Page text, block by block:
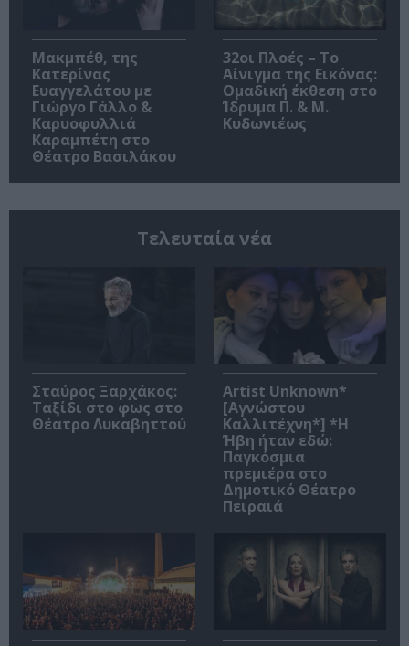
Μακμπέθ, της
Κατερίνας
Ευαγγελάτου με
Γιώργο Γάλλο &
Καρυοφυλλιά
Καραμπέτη στο
Θέατρο Βασιλάκου
32οι Πλοές – Το
Αίνιγμα της Εικόνας:
Ομαδική έκθεση στο
Ίδρυμα Π. & Μ.
Κυδωνιέως
Τελευταία νέα
Σταύρος Ξαρχάκος:
Ταξίδι στο φως στο
Θέατρο Λυκαβηττού
Artist Unknown*
[Αγνώστου
Καλλιτέχνη*] *Η
Ήβη ήταν εδώ:
Παγκόσμια
πρεμιέρα στο
Δημοτικό Θέατρο
Πειραιά